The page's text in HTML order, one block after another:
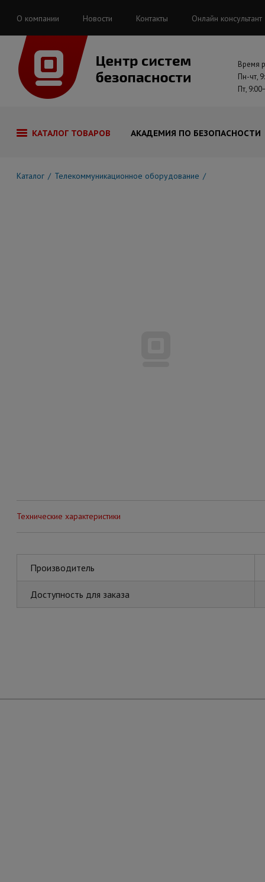
О компании Новости Контакты Онлайн консультант
Время
Пн-чт,
Пт,
КАТАЛОГ ТОВАРОВ АКАДЕМИЯ ПО БЕЗОПАСНОСТИ
Каталог Телекоммуникационное оборудование
Технические характеристики
Производитель
Доступность для заказа